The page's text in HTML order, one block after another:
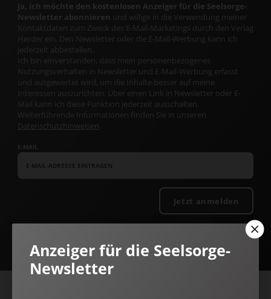
Ja, ich möchte den kostenlosen Anzeiger für die Seelsorge-
Newsletter abonnieren und willige in die Verwendung meiner
Kontaktdaten zum Zweck des E-Mail-Marketings durch den Verlag
Herder ein. Den Newsletter oder die E-Mail-Werbung kann ich
jederzeit abbestellen.
Ich bin einverstanden, dass mein personenbezogenes
Nutzungsverhalten in Newsletter und E-Mail-Werbung erfasst
und ausgewertet wird, um die Inhalte besser auf meine
Interessen auszurichten. Über einen Link in Newsletter oder E-
Mail kann ich diese Funktion jederzeit ausschalten.
Weiterführende Informationen finden Sie in unseren
Datenschutzhinweisen
E-MAIL
Jetzt anmelden
Anzeiger für die Seelsorge-
Newsletter